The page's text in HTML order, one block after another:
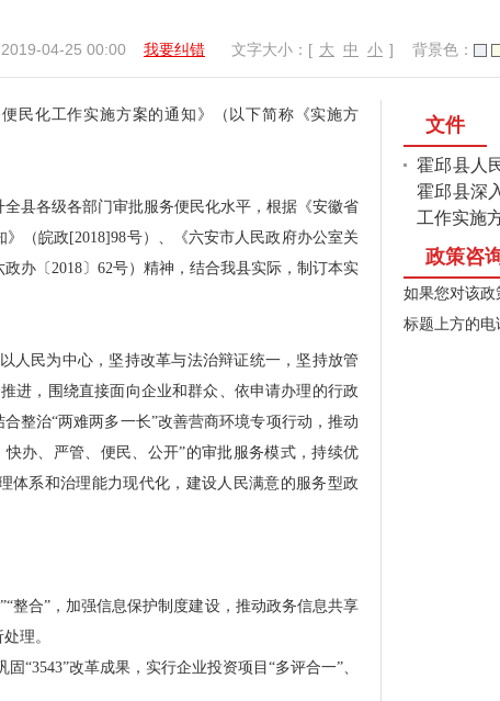
04-25 00:00 我要纠错 文字大小：[ 大 中 小 ] 背景色：
民化工作实施方案的通知》（以下简称《实施方
县各级各部门审批服务便民化水平，根据《安徽省
（皖政[2018]98号）、《六安市人民政府办公室关
办〔2018〕62号）精神，结合我县实际，制订本实
民为中心，坚持改革与法治辩证统一，坚持放管
进，围绕直接面向企业和群众、依申请办理的行政
整治“两难两多一长”改善营商环境专项行动，推动
办、严管、便民、公开”的审批服务模式，持续优
体系和治理能力现代化，建设人民满意的服务型政
合”，加强信息保护制度建设，推动政务信息共享
理。
“3543”改革成果，实行企业投资项目“多评合一”、
文件
霍邱县人
霍邱县深
工作实施
政策咨
如果您对该
标题上方的电